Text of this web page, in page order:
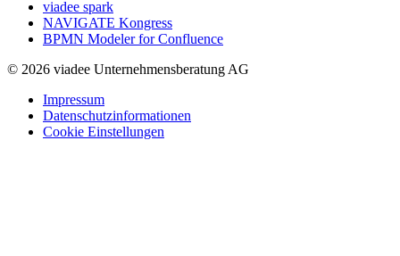
viadee spark
NAVIGATE Kongress
BPMN Modeler for Confluence
© 2026 viadee Unternehmensberatung AG
Impressum
Datenschutzinformationen
Cookie Einstellungen